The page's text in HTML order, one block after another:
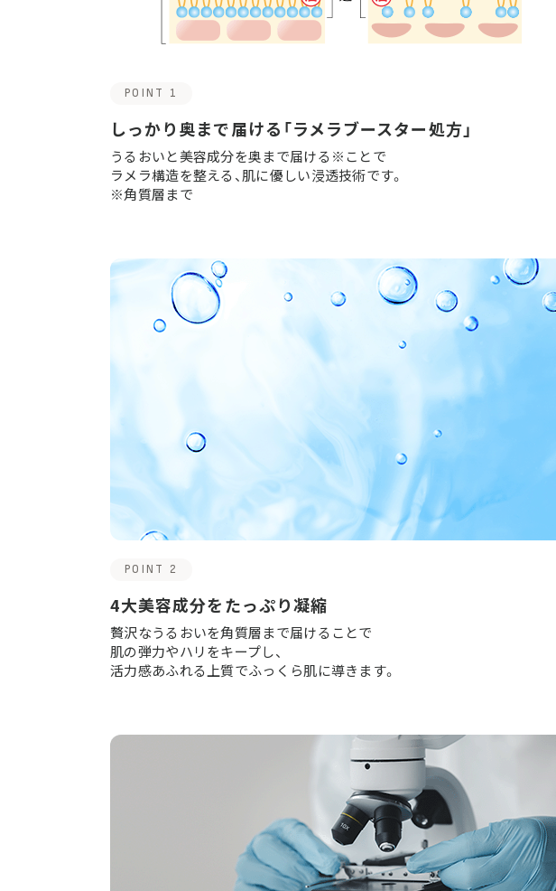
POINT 1
しっかり奥まで届ける「ラメラブースター処方」
うるおいと美容成分を奥まで届ける※ことで
ラメラ構造を整える、肌に優しい浸透技術です。
※角質層まで
POINT 2
4大美容成分をたっぷり凝縮
贅沢なうるおいを角質層まで届けることで
肌の弾力やハリをキープし、
活力感あふれる上質でふっくら肌に導きます。